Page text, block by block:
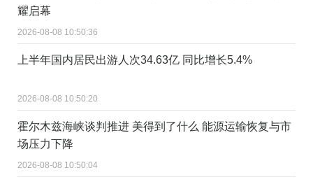
耀启幕
2026-08-08 10:50:36
上半年国内居民出游人次34.63亿 同比增长5.4%
2026-08-08 10:50:20
霍尔木兹海峡谈判推进 美得到了什么 能源运输恢复与市
场压力下降
2026-08-08 10:50:04